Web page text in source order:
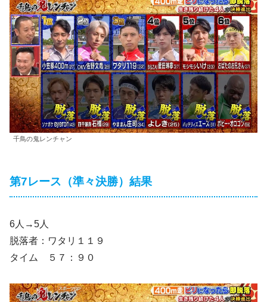
千鳥の鬼レンチャン
第7レース（準々決勝）結果
6人→5人
脱落者：ワタリ１１９
タイム ５７：９０